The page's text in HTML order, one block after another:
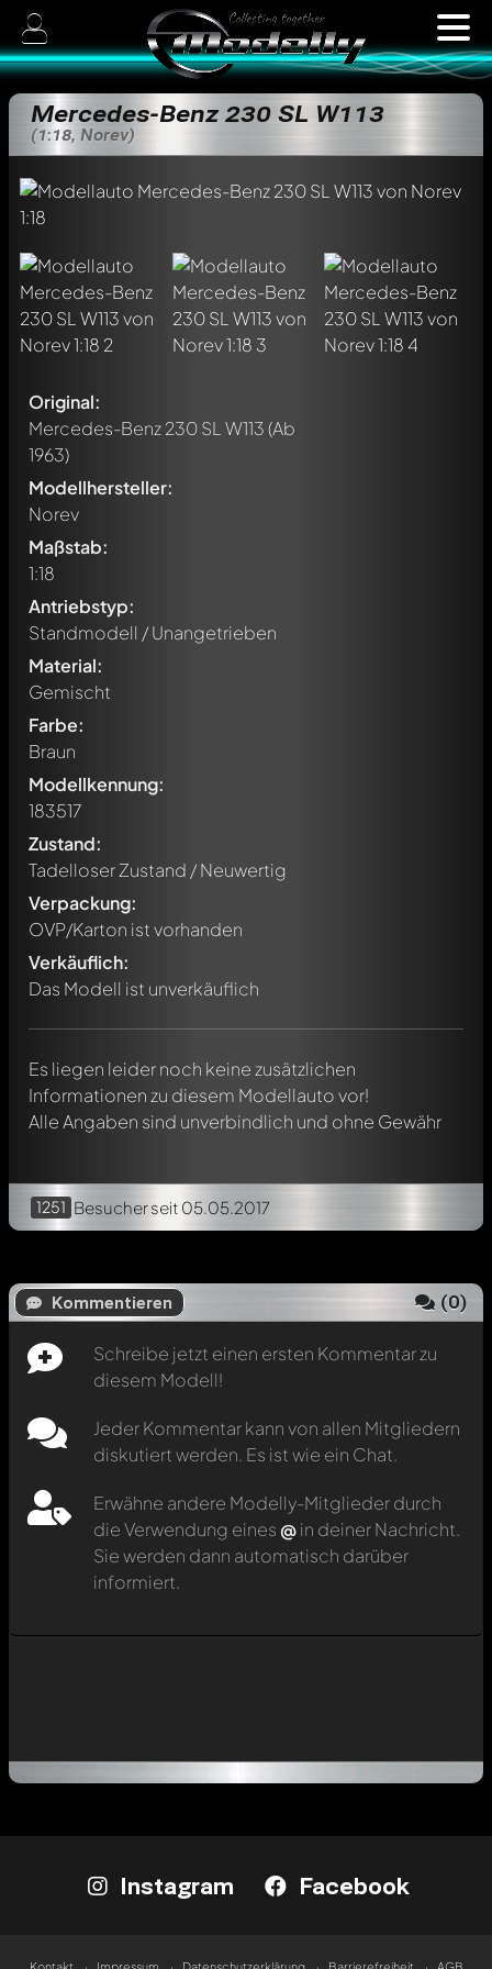
Mercedes-Benz 230 SL W113
(1:18, Norev)
Original:
Mercedes-Benz 230 SL W113(Ab
1963)
Modellhersteller:
Norev
Maßstab:
1:18
Antriebstyp:
Standmodell / Unangetrieben
Material:
Gemischt
Farbe:
Braun
Modellkennung:
183517
Zustand:
Tadelloser Zustand / Neuwertig
Verpackung:
OVP/Karton ist vorhanden
Verkäuflich:
Das Modell ist unverkäuflich
Es liegen leider noch keine zusätzlichen
Informationen zu diesem Modellauto vor!
Alle Angaben sind unverbindlich und ohne Gewähr
1251 Besucherseit 05.05.2017
Kommentieren (0)
Schreibe jetzt einen ersten Kommentar zu
diesem Modell!
Jeder Kommentar kann von allen Mitgliedern
diskutiert werden. Es ist wie ein Chat.
Erwähne andere Modelly-Mitglieder durch
die Verwendung eines @in deiner Nachricht.
Sie werden dann automatisch darüber
informiert.
Schreibe jetzt einen ersten Kommentar zu diesem Modell!
Jeder Kommentar kann von allen Mitgliedern diskutiert
werden. Es ist wie ein Chat.
Erwähne andere Modelly-Mitglieder durch die
automatisch darüber informiert.
Instagram Facebook